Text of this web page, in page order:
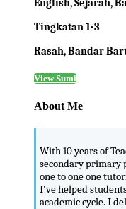
English, Sejarah,
Tingkatan 1-3
Rasah, Bandar
View Sumi
About Me
With 10 years of
secondary primary
one to one one
I've helped
academic cycle. I